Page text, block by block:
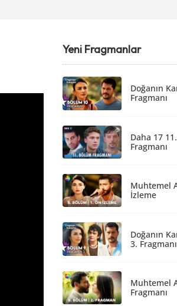
Yeni Fragmanlar
Doğanın
Fragmanı
Daha 17
Fragmanı
Muhtemel
İzleme
Doğanın
3. Fragmanı
Muhtemel
Fragmanı